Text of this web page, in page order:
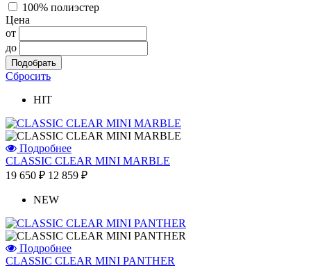
100% полиэстер
Цена
от
до
Сбросить
HIT
Подробнее
CLASSIC CLEAR MINI MARBLE
19 650 ₽ 12 859 ₽
NEW
Подробнее
CLASSIC CLEAR MINI PANTHER